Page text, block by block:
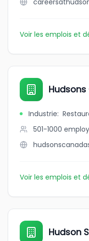
Voir les emplois et
Industrie:
501-1000
Voir les emplois et
Hudson